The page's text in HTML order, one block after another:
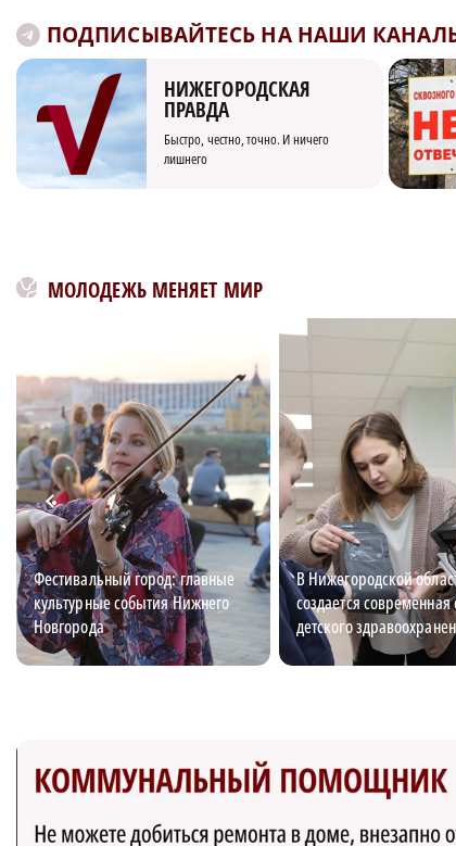
ПОДПИСЫВАЙТЕСЬ НА НАШИ КАНАЛЫ
НИЖЕГОРОДСКАЯ
ПРАВДА
Быстро, честно, точно. И ничего
лишнего
МОЛОДЕЖЬ МЕНЯЕТ МИР
Фестивальный город: главные
культурные события Нижнего
Новгорода
В Нижегородской
создается современная
детского